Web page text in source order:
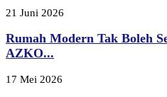
21 Juni 2026
Rumah Modern Tak Boleh
AZKO...
17 Mei 2026